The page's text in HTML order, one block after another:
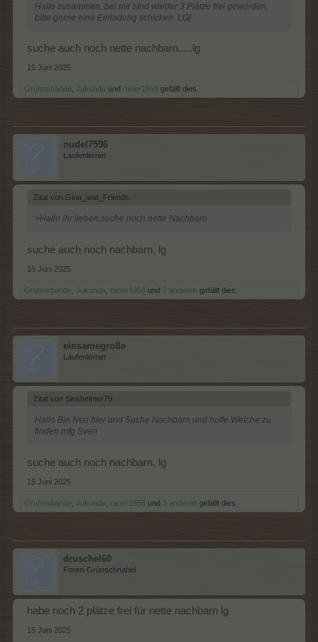
Hallo zusammen, bei mir sind wieder 3 Plätze frei geworden,
bitte gerne eine Einladung schicken. LG[
suche auch noch nette nachbarn.....lg
15 Juni 2025
Gruhnsbande Jukunda und raner1958 gefällt dies.
nudel7596
Laufenlerner
Zitat von Gina_and_Friends: ↑
>Hallo ihr lieben,suche noch nette Nachbarn
suche auch noch nachbarn, lg
15 Juni 2025
Gruhnsbande Jukunda raner1958 und 2 anderen gefällt dies.
einsamegroße
Laufenlerner
Zitat von Sinsheimer79: ↑
Hallo Bin Neu hier und Suche Nachbarn und hoffe Welche zu
finden mfg Sven
suche auch noch nachbarn, lg
15 Juni 2025
Gruhnsbande Jukunda raner1958 und 3 anderen gefällt dies.
druschel60
Foren-Grünschnabel
habe noch 2 plätze frei für nette nachbarn lg
15 Juni 2025